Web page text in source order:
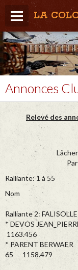
LA
Home
Météo / Het weer
Lâcher / Los
Result. clubs,
RFCB / KBDB
Annonces
Relevé des
Ralliante: 1 à 55
Nom Cat
Ralliante
* DEVOS
1163.456
* PARENT
65 1158.479
Y